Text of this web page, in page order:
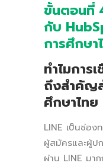
ขั้นตอนที่
กับ
การศึกษา
ทำไมการ
ถึงสำคัญ
ศึกษาไทย
LINE เป็นช่อง
ผู้สมัครและผู้
ผ่าน LINE มา